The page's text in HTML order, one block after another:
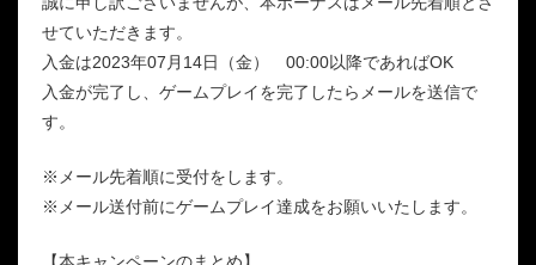
せていただきます。
入金は2023年07月14日（金） 00:00以降であればOK
入金が完了し、ゲームプレイを完了したらメールを送信で
す。
※メール先着順に受付をします。
※メール送付前にゲームプレイ達成をお願いいたします。
【本キャンペーンのまとめ】